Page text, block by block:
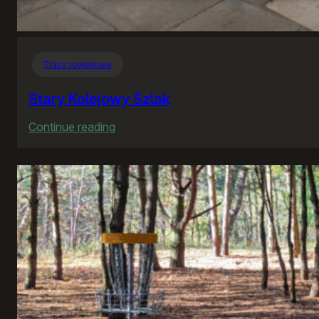
Trasy rowerowe
Stary Kolejowy Szlak
Continue reading
Kolejowy
Szlak